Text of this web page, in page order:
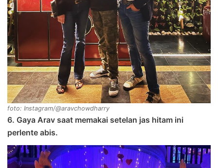
foto: Instagram/@aravchowdharry
6. Gaya Arav saat memakai setelan jas hitam ini
perlente abis.